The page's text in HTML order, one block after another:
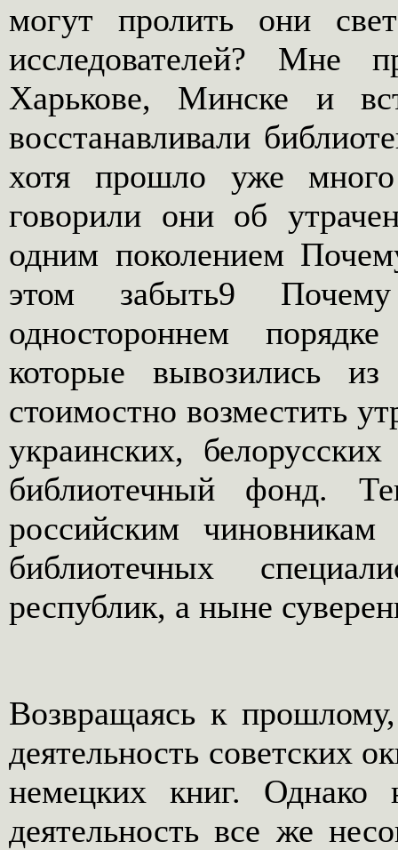
могут пролить они
исследователей? Мне
Харькове, Минске и
восстанавливали
хотя прошло уже
говорили они об
одним поколением
этом забыть9
одностороннем
которые вывозились
стоимостно возместить
украинских,
библиотечный фонд.
российским чиновникам
библиотечных
республик, а ныне
Возвращаясь к
деятельность советских
немецких книг.
деятельность все же